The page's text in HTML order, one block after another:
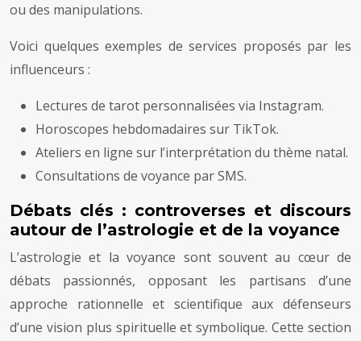
ou des manipulations.
Voici quelques exemples de services proposés par les
influenceurs :
Lectures de tarot personnalisées via Instagram.
Horoscopes hebdomadaires sur TikTok.
Ateliers en ligne sur l’interprétation du thème natal.
Consultations de voyance par SMS.
Débats clés : controverses et discours
autour de l’astrologie et de la voyance
L’astrologie et la voyance sont souvent au cœur de
débats passionnés, opposant les partisans d’une
approche rationnelle et scientifique aux défenseurs
d’une vision plus spirituelle et symbolique. Cette section